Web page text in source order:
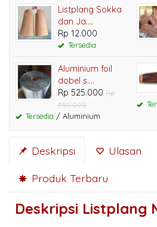
Listplang Sokka
dan Ja....
Rp 12.000
Tersedia
Aluminium foil
dobel s....
Rp 525.000 Rp
550.000
Tersedia / Aluminium
Deskripsi Ulasan
Produk Terbaru
Deskripsi Listplang